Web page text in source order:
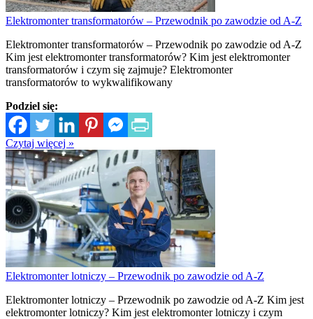
Elektromonter transformatorów – Przewodnik po zawodzie od A-Z
Elektromonter transformatorów – Przewodnik po zawodzie od A-Z
Kim jest elektromonter transformatorów? Kim jest elektromonter
transformatorów i czym się zajmuje? Elektromonter
transformatorów to wykwalifikowany
Podziel się:
Czytaj więcej »
Elektromonter lotniczy – Przewodnik po zawodzie od A-Z
Elektromonter lotniczy – Przewodnik po zawodzie od A-Z Kim jest
elektromonter lotniczy? Kim jest elektromonter lotniczy i czym